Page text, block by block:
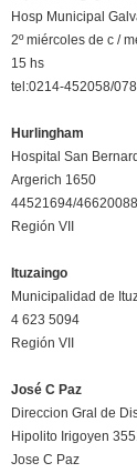
Hosp Municipal
2º miércoles de c /
15 hs
tel:0214-452058/
Hurlingham
Hospital San
Argerich 1650
44521694/46620088
Región VII
Ituzaingo
Municipalidad de
4 623 5094
Región VII
José C Paz
Direccion Gral de
Hipolito Irigoyen
Jose C Paz